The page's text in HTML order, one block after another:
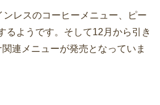
レスのコーヒーメニュー、ピー
るようです。そして12月から引き
連メニューが発売となっていま